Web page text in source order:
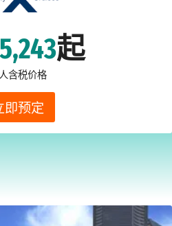
起
含税价格
即预定